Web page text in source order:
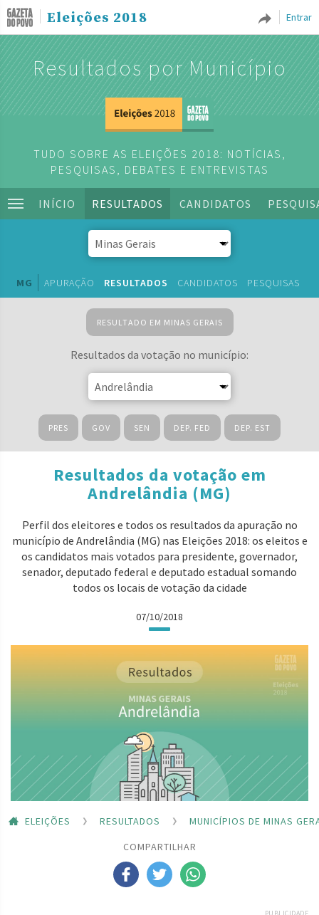
Entrar
Eleições 2018
Resultados por Município
TUDO SOBRE AS ELEIÇÕES 2018: NOTÍCIAS,
PESQUISAS, DEBATES E ENTREVISTAS
INÍCIO RESULTADOS CANDIDATOS
MG APURAÇÃO RESULTADOS CANDIDATOS PESQUISAS
RESULTADO EM MINAS GERAIS
Resultados da votação no município:
PRES GOV SEN DEP. FED DEP. EST
Resultados da votação em
Andrelândia (MG)
Perfil dos eleitores e todos os resultados da apuração no
município de Andrelândia (MG) nas Eleições 2018: os eleitos e
os candidatos mais votados para presidente, governador,
senador, deputado federal e deputado estadual somando
todos os locais de votação da cidade
07/10/2018
ELEIÇÕES RESULTADOS
MUNICÍPIOS DE MINAS
COMPARTILHAR